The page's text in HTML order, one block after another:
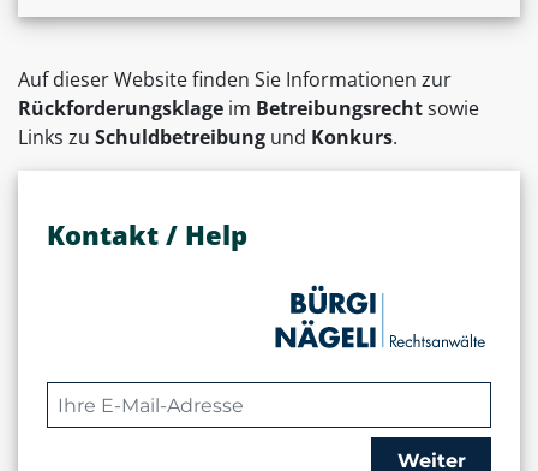
Auf dieser Website finden Sie Informationen zur
Rückforderungsklage im Betreibungsrechtsowie
Links zu Schuldbetreibung und Konkurs.
Kontakt / Help
Weiter